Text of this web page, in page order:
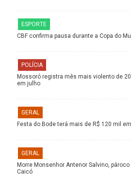
ESPORTE
CBF confirma pausa durante a Copa do
POLÍCIA
Mossoró registra mês mais violento de
em julho
GERAL
Festa do Bode terá mais de R$ 120 mil
GERAL
Morre Monsenhor Antenor Salvino, pároco
Caicó